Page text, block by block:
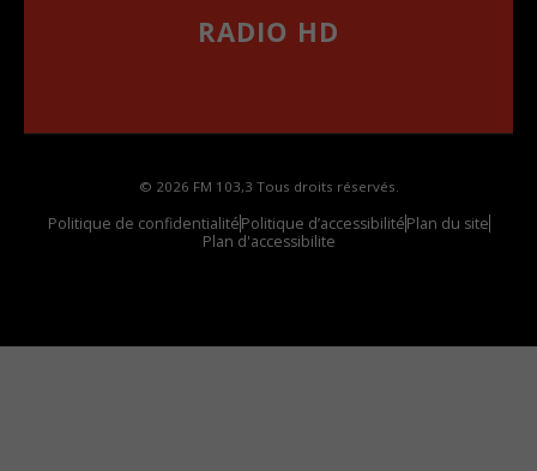
RADIO HD
© 2026 FM 103,3 Tous droits réservés.
Politique de confidentialitéPolitique d’accessibilitéPlan du site
Plan d'accessibilite